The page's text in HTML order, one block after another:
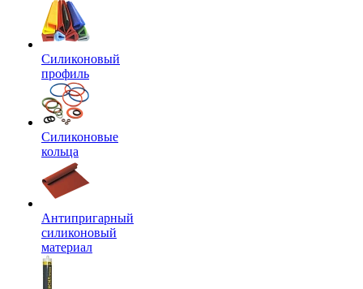
Силиконовый
профиль
Силиконовые
кольца
Антипригарный
силиконовый
материал